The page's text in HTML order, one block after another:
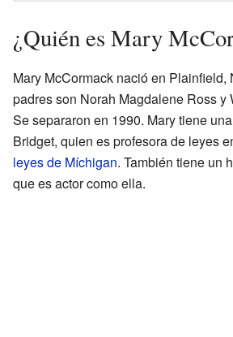
¿Quién es Mary
Mary McCormack nació en Plainfield,
padres son Norah Magdalene Ross y
Se separaron en 1990. Mary tiene
Bridget, quien es profesora de leyes
leyes de Míchigan. También tiene un
que es actor como ella.